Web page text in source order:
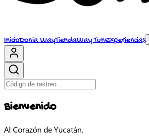
InicioDonia WayTiendaWay TunExperiencias
Bienvenido
Al Corazón de Yucatán.